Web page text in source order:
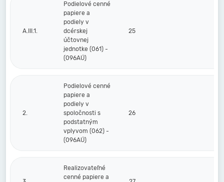
A.III.1.
Podielové cenné
papiere a
podiely v
dcérskej
účtovnej
jednotke (061) -
(096AÚ)
25
2.
Podielové cenné
papiere a
podiely v
spoločnosti s
podstatným
vplyvom (062) -
(096AÚ)
26
Realizovateľné
cenné papiere a